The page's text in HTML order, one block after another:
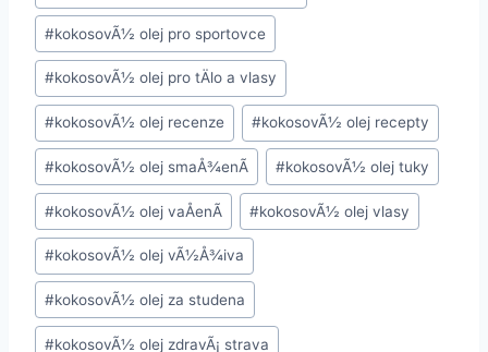
#kokosovÃ½ olej pro sportovce
#kokosovÃ½ olej pro tÄlo a vlasy
#kokosovÃ½ olej recenze #kokosovÃ½ olej recepty
#kokosovÃ½ olej smaÅ¾enÃ­ #kokosovÃ½ olej tuky
#kokosovÃ½ olej vaÅenÃ­ #kokosovÃ½ olej vlasy
#kokosovÃ½ olej vÃ½Å¾iva
#kokosovÃ½ olej za studena
#kokosovÃ½ olej zdravÃ¡ strava